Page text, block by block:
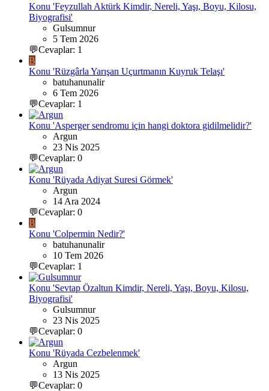
Konu 'Feyzullah Aktürk Kimdir, Nereli, Yaşı, Boyu, Kilosu,
Biyografisi'
Gulsumnur
5 Tem 2026
💬Cevaplar: 1
B
Konu 'Rüzgârla Yarışan Uçurtmanın Kuyruk Telaşı'
batuhanunalir
6 Tem 2026
💬Cevaplar: 1
Konu 'Asperger sendromu için hangi doktora gidilmelidir?'
Argun
23 Nis 2025
💬Cevaplar: 0
Konu 'Rüyada Adiyat Suresi Görmek'
Argun
14 Ara 2024
💬Cevaplar: 0
B
Konu 'Colpermin Nedir?'
batuhanunalir
10 Tem 2026
💬Cevaplar: 1
Konu 'Sevtap Özaltun Kimdir, Nereli, Yaşı, Boyu, Kilosu,
Biyografisi'
Gulsumnur
23 Nis 2025
💬Cevaplar: 0
Konu 'Rüyada Cezbelenmek'
Argun
13 Nis 2025
💬Cevaplar: 0